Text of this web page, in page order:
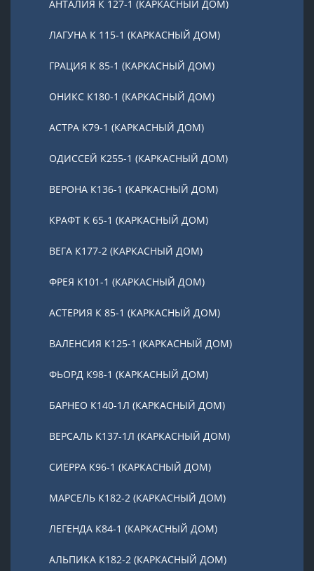
АНТАЛИЯ К 127-1 (КАРКАСНЫЙ ДОМ)
ЛАГУНА К 115-1 (КАРКАСНЫЙ ДОМ)
ГРАЦИЯ К 85-1 (КАРКАСНЫЙ ДОМ)
ОНИКС К180-1 (КАРКАСНЫЙ ДОМ)
АСТРА К79-1 (КАРКАСНЫЙ ДОМ)
ОДИССЕЙ К255-1 (КАРКАСНЫЙ ДОМ)
ВЕРОНА К136-1 (КАРКАСНЫЙ ДОМ)
КРАФТ К 65-1 (КАРКАСНЫЙ ДОМ)
ВЕГА К177-2 (КАРКАСНЫЙ ДОМ)
ФРЕЯ К101-1 (КАРКАСНЫЙ ДОМ)
АСТЕРИЯ К 85-1 (КАРКАСНЫЙ ДОМ)
ВАЛЕНСИЯ К125-1 (КАРКАСНЫЙ ДОМ)
ФЬОРД К98-1 (КАРКАСНЫЙ ДОМ)
БАРНЕО К140-1Л (КАРКАСНЫЙ ДОМ)
ВЕРСАЛЬ К137-1Л (КАРКАСНЫЙ ДОМ)
СИЕРРА К96-1 (КАРКАСНЫЙ ДОМ)
МАРСЕЛЬ К182-2 (КАРКАСНЫЙ ДОМ)
ЛЕГЕНДА К84-1 (КАРКАСНЫЙ ДОМ)
АЛЬПИКА К182-2 (КАРКАСНЫЙ ДОМ)